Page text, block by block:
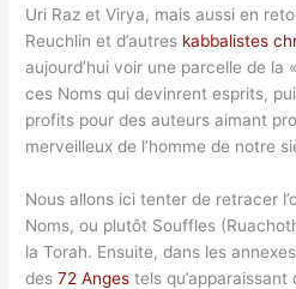
Uri Raz et Virya, mais aussi en
Reuchlin et d’autres kabbalistes
aujourd’hui voir une parcelle de la
ces Noms qui devinrent esprits,
profits pour des auteurs aimant
merveilleux de l’homme de notre
Nous allons ici tenter de retracer
Noms, ou plutôt Souffles
la Torah. Ensuite, dans les
des72 Anges tels